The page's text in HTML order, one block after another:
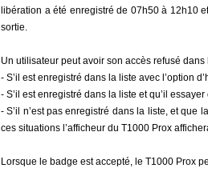
libération a été enregistré de 07h50 à 12h10
sortie.
Un utilisateur peut avoir son accès refusé
- S’il est enregistré dans la liste avec l’option
- S’il est enregistré dans la liste et qu’il
- S’il n’est pas enregistré dans la liste, et que
ces situations l’afficheur du T1000 Prox
Lorsque le badge est accepté, le T1000 Prox